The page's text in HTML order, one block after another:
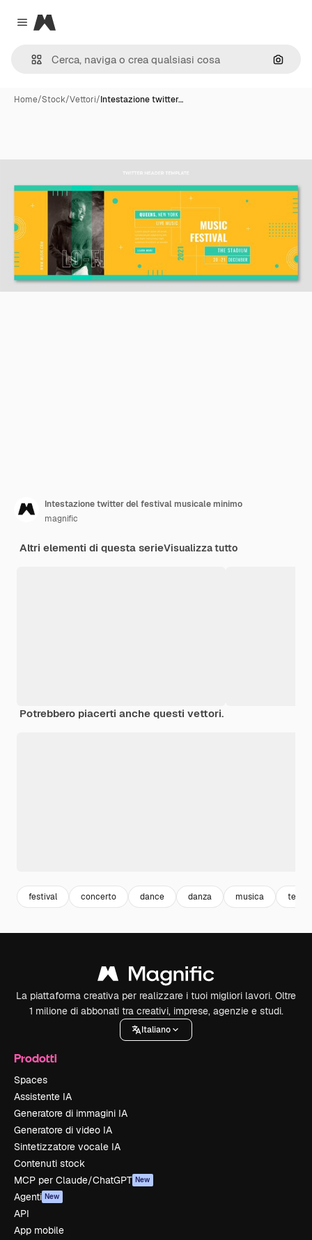
Close menu
Magnific
Cerca
Home/Stock/Vettori/Intestazione twitter…
Intestazione twitter del festival musicale minimo
magnific
Altri elementi di questa serieVisualizza tutto
Potrebbero piacerti anche questi vettori.
festival concerto dance danza musica
La piattaforma creativa per realizzare i tuoi migliori lavori. Oltre
1 milione di abbonati tra creativi, imprese, agenzie e studi.
Italiano
Prodotti
Spaces
Assistente IA
Generatore di immagini IA
Generatore di video IA
Sintetizzatore vocale IA
Contenuti stock
MCP per Claude/ChatGPT New
Agenti New
API
App mobile